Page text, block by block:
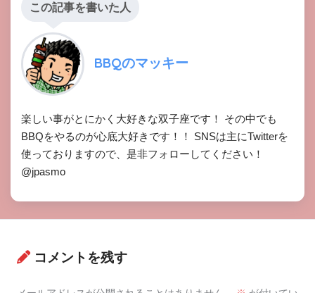
この記事を書いた人
BBQのマッキー
楽しい事がとにかく大好きな双子座です！ その中でも
BBQをやるのが心底大好きです！！ SNSは主にTwitterを
使っておりますので、是非フォローしてください！
@jpasmo
コメントを残す